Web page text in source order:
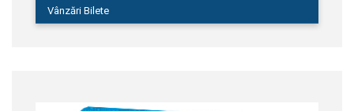
Vânzări Bilete